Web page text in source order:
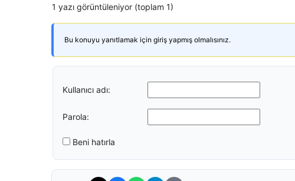
1 yazı görüntüleniyor (toplam 1)
Bu konuyu yanıtlamak için giriş yapmış olmalısınız.
Kullanıcı adı:
Parola:
Beni hatırla